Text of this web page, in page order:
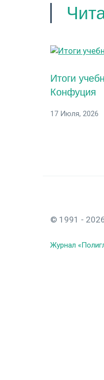
Итоги
Конфуция
17 Июля, 2026
© 1991 -
Журнал